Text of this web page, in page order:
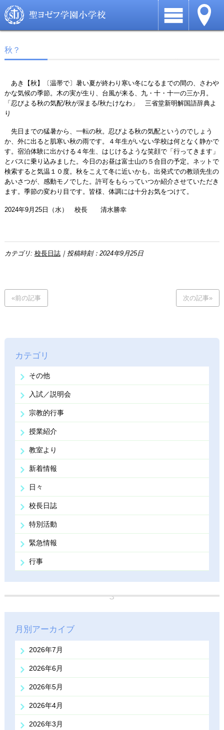
秋？
あき【秋】〔温帯で〕暑い夏が終わり寒い冬になるまでの間の、さわや
かな気候の季節。木の実が生り、台風が来る、九・十・十一の三か月。
「忍びよる秋の気配/秋が深まる/秋たけなわ」 三省堂新明解国語辞典よ
り
先日までの猛暑から、一転の秋。忍びよる秋の気配というのでしょう
か、外に出ると肌寒い秋の雨です。４年生がいない学校は何となく静かで
す。宿泊体験に出かける４年生、はじけるような笑顔で「行ってきます」
とバスに乗り込みました。今日のお昼は富士山の５合目の予定。ネットで
検索すると気温１０度。秋をこえて冬に近いかも。出発式での教頭先生の
あいさつが、感動モノでした。許可をもらっていつか紹介させていただき
ます。季節の変わり目です。皆様、体調には十分お気をつけて。
2024年9月25日（水） 校長 清水勝幸
カテゴリ: 校長日誌｜投稿時刻：2024年9月25日
«前の記事 次の記事»
カテゴリ
その他
入試／説明会
宗教的行事
授業紹介
教室より
新着情報
日々
校長日誌
特別活動
緊急情報
行事
月別アーカイブ
2026年7月
2026年6月
2026年5月
2026年4月
2026年3月